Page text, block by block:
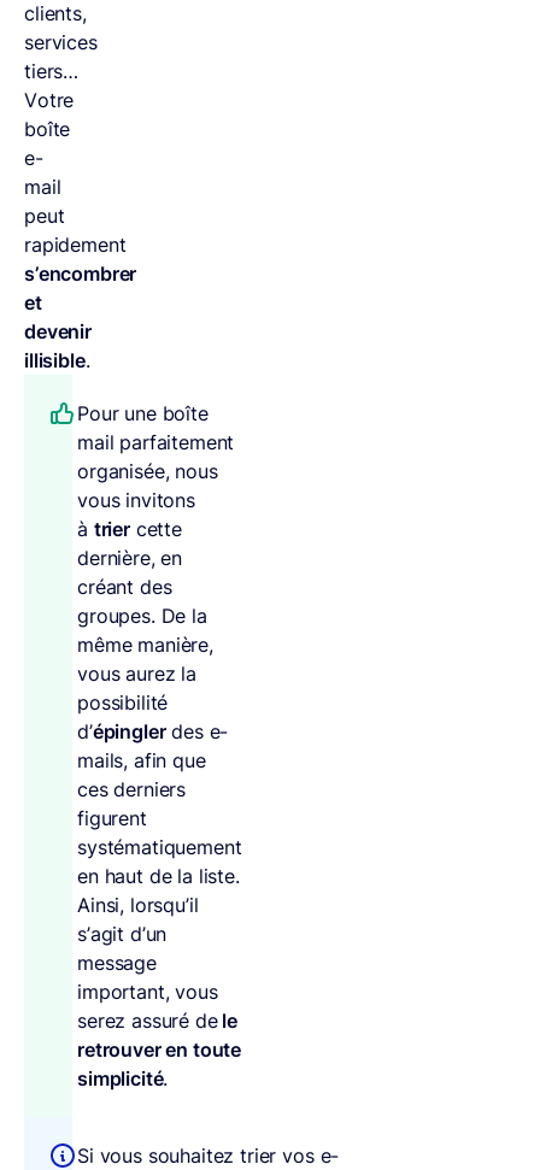
clients,
services
tiers…
Votre
boîte
e-
mail
peut
rapidement
s’encombrer
et
devenir
illisible.
Pour une boîte
mail parfaitement
organisée, nous
vous invitons
à triercette
dernière, en
créant des
groupes. De la
même manière,
vous aurez la
possibilité
d’épinglerdes e-
mails, afin que
ces derniers
figurent
systématiquement
en haut de la liste.
Ainsi, lorsqu’il
s’agit d’un
message
important, vous
serez assuré dele
retrouver en toute
simplicité.
Si vous souhaitez trier vos e-